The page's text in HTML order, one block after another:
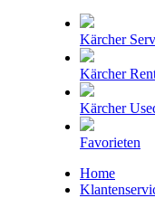
Kärcher
Kärcher
Kärcher
Favorieten
Home